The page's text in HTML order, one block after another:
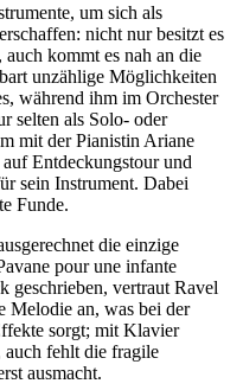
um sich als
nicht nur besitzt es
kommt es nah an die
unzählige Möglichkeiten
während ihm im Orchester
selten als Solo- oder
mit der Pianistin Ariane
Entdeckungstour und
sein Instrument. Dabei
Funde.
die einzige
pour une infante
geschrieben, vertraut Ravel
Melodie an, was bei der
sorgt; mit Klavier
fehlt die fragile
ausmacht.